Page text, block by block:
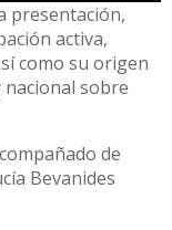
presentación,
activa,
como su origen
sobre
de
Bevanides